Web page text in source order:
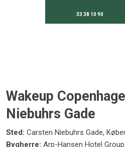
33 38 10 90
Wakeup
Niebuhrs Gade
Sted: Carsten Niebuhrs Gade,
Bygherre: Arp-Hansen Hotel